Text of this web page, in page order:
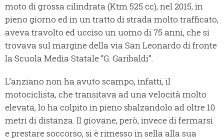
moto di grossa cilindrata (Ktm 525 cc), nel 2015, in
pieno giorno ed in un tratto di strada molto trafficato,
aveva travolto ed ucciso un uomo di 75 anni, che si
trovava sul margine della via San Leonardo di fronte
la Scuola Media Statale “G. Garibaldi”.
L’anziano non ha avuto scampo, infatti, il
motociclista, che transitava ad una velocità molto
elevata, lo ha colpito in pieno sbalzandolo ad oltre 10
metri di distanza. Il giovane, però, invece di fermarsi
e prestare soccorso, si è rimesso in sella alla sua